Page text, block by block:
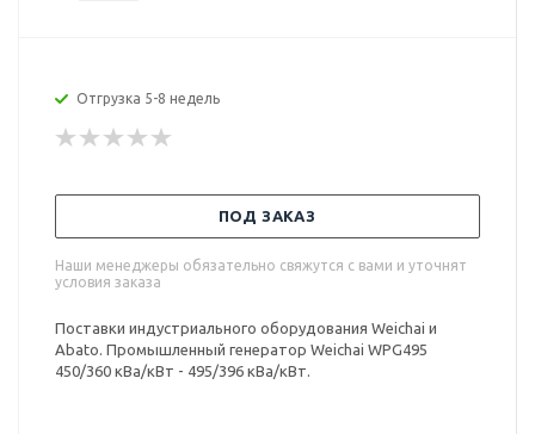
Отгрузка 5-8 недель
ПОД ЗАКАЗ
Наши менеджеры обязательно свяжутся с вами и уточнят
условия заказа
Поставки индустриального оборудования Weichai и
Abato. Промышленный генератор Weichai WPG495
450/360 кВа/кВт - 495/396 кВа/кВт.